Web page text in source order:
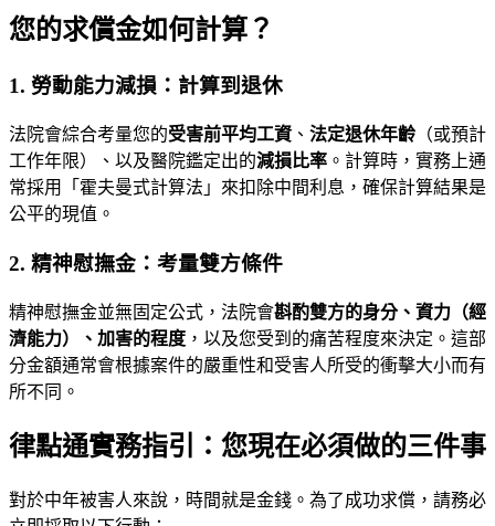
您的求償金如何計算？
1. 勞動能力減損：計算到退休
法院會綜合考量您的受害前平均工資、 法定退休年齡 （或預計
工作年限）、以及醫院鑑定出的減損比率 。計算時，實務上通
常採用「霍夫曼式計算法」來扣除中間利息，確保計算結果是
公平的現值。
2. 精神慰撫金：考量雙方條件
精神慰撫金並無固定公式，法院會斟酌雙方的身分、資力（經
濟能力）、加害的程度 ，以及您受到的痛苦程度來決定。這部
分金額通常會根據案件的嚴重性和受害人所受的衝擊大小而有
所不同。
律點通實務指引：您現在必須做的三件事
對於中年被害人來說，時間就是金錢。為了成功求償，請務必